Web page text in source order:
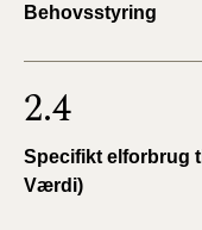
Behovsstyring
2.4
Specifikt elforbrug
Værdi)